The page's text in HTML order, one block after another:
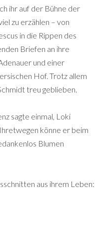
ihr auf der Bühne der
zu erzählen – von
in die Rippen des
Briefen an ihre
und einer
Hof. Trotz allem
treu geblieben.
sagte einmal, Loki
Ihretwegen könne er beim
Blumen
aus ihrem Leben: